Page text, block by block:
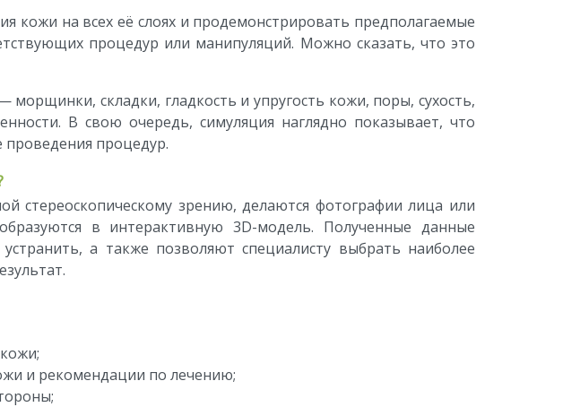
на всех её слоях и продемонстрировать предполагаемые
процедур или манипуляций. Можно сказать, что это
складки, гладкость и упругость кожи, поры, сухость,
В свою очередь, симуляция наглядно показывает, что
проведения процедур.
стереоскопическому зрению, делаются фотографии лица или
в интерактивную 3D-модель. Полученные данные
а также позволяют специалисту выбрать наиболее
и рекомендации по лечению;